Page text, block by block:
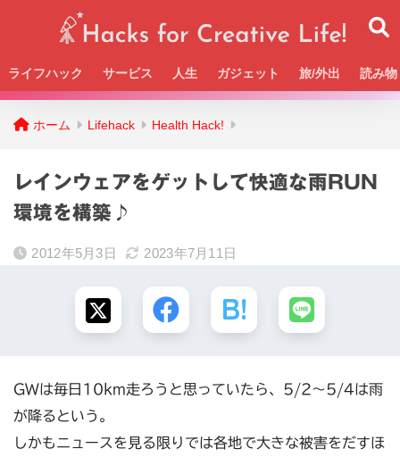
ライフハック サービス 人生 ガジェット 旅/外出 読み物
Beckの活動＆SNSまとめはこちら
ホーム Lifehack Health Hack!
レインウェアをゲットして快適な雨RUN
環境を構築♪
2012年5月3日 2023年7月11日
GWは毎日10km走ろうと思っていたら、5/2〜5/4は雨
が降るという。
しかもニュースを見る限りでは各地で大きな被害をだすほ